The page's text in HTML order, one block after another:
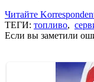
Читайте
ТЕГИ: топливо,
Если вы заметили